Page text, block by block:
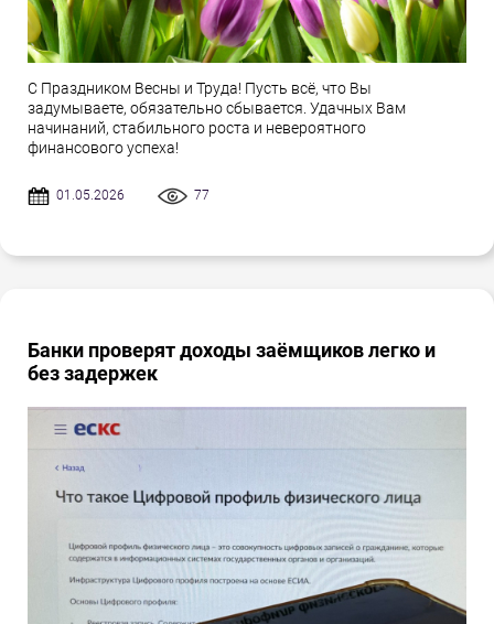
С Праздником Весны и Труда! Пусть всё, что Вы
задумываете, обязательно сбывается. Удачных Вам
начинаний, стабильного роста и невероятного
финансового успеха!
01.05.2026 77
Банки проверят доходы заёмщиков легко и
без задержек